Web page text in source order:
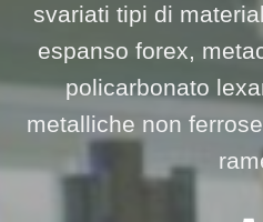
svariati tipi di
espanso forex,
policarbonato
metalliche non